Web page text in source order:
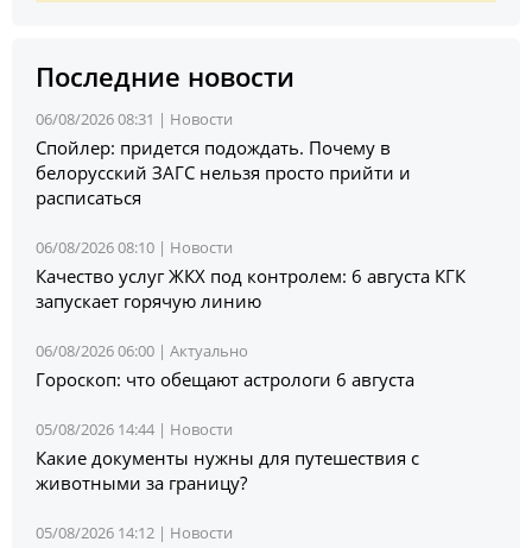
Последние новости
06/08/2026 08:31 | Новости
Спойлер: придется подождать. Почему в
белорусский ЗАГС нельзя просто прийти и
расписаться
06/08/2026 08:10 | Новости
Качество услуг ЖКХ под контролем: 6 августа КГК
запускает горячую линию
06/08/2026 06:00 | Актуально
Гороскоп: что обещают астрологи 6 августа
05/08/2026 14:44 | Новости
Какие документы нужны для путешествия с
животными за границу?
05/08/2026 14:12 | Новости